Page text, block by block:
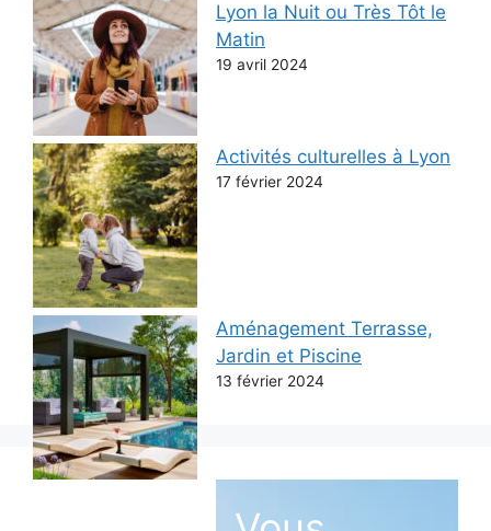
Lyon la Nuit ou Très Tôt le
Matin
19 avril 2024
Activités culturelles à Lyon
17 février 2024
Aménagement Terrasse,
Jardin et Piscine
13 février 2024